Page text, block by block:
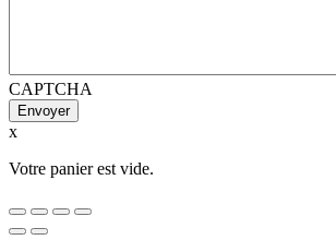
CAPTCHA
x
Votre panier est vide.